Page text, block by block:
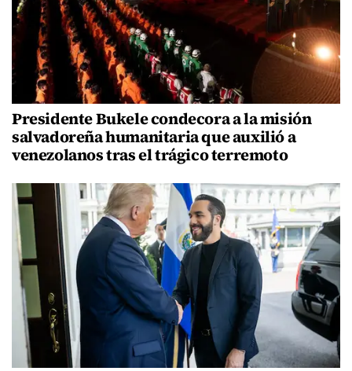
Presidente Bukele condecora a la misión
salvadoreña humanitaria que auxilió a
venezolanos tras el trágico terremoto